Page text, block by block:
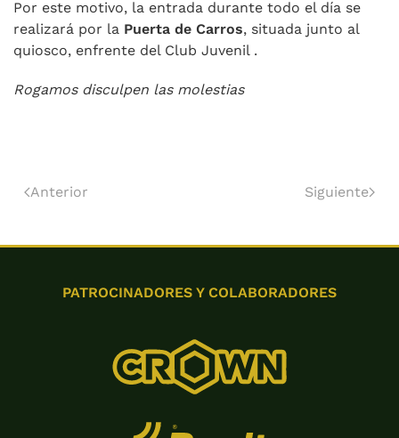
Por este motivo, la entrada durante todo el día se
realizará por la Puerta de Carros, situada junto al
quiosco, enfrente del Club Juvenil .
Rogamos disculpen las molestias
Anterior Siguiente
PATROCINADORES Y COLABORADORES